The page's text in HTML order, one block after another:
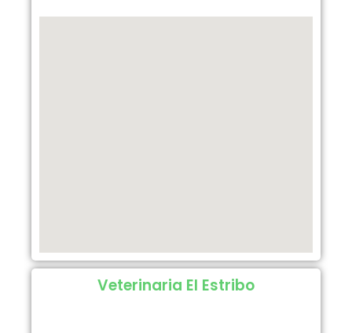
Veterinaria El Estribo